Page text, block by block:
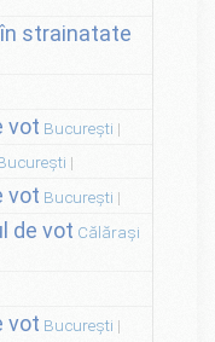
strainatate
vot București
vot București
de vot Călărași
vot București